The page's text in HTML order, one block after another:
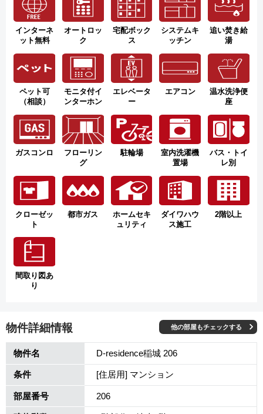
インターネ
ット無料
オートロッ
ク
宅配ボック
ス
システムキ
ッチン
追い焚き給
湯
ペット可
（相談）
モニタ付イ
ンターホン
エレベータ
ー
エアコン
温水洗浄便
座
ガスコンロ
フローリン
グ
駐輪場
室内洗濯機
置場
バス・トイ
レ別
クローゼッ
ト
都市ガス
ホームセキ
ュリティ
ダイワハウ
ス施工
2階以上
間取り図あ
り
物件詳細情報 他の部屋もチェックする
物件名 D-residence稲城 206
条件 [住居用] マンション
部屋番号 206